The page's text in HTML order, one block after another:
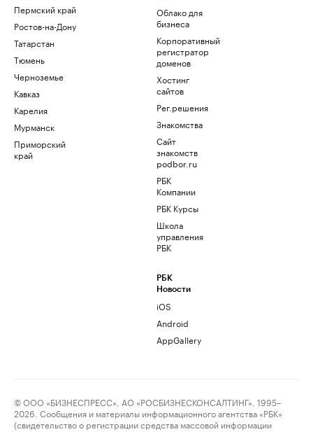
Пермский край
Ростов-на-Дону
Татарстан
Тюмень
Черноземье
Кавказ
Карелия
Мурманск
Приморский
край
Облако для
бизнеса
Корпоративный
регистратор
доменов
Хостинг
сайтов
Рег.решения
Знакомства
Сайт
знакомств
podbor.ru
РБК
Компании
РБК Курсы
Школа
управления
РБК
РБК
Новости
iOS
Android
AppGallery
© ООО «БИЗНЕСПРЕСС», АО «РОСБИЗНЕСКОНСАЛТИНГ», 1995–
2026. Сообщения и материалы информационного агентства «РБК»
(свидетельство о регистрации средства массовой информации